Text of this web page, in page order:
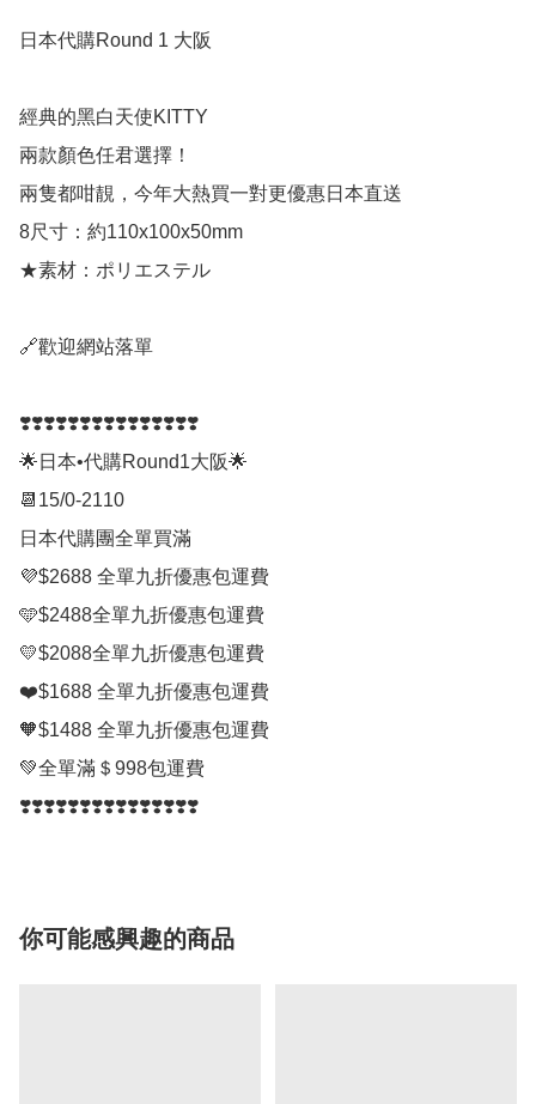
日本代購Round 1 大阪
經典的黑白天使KITTY
兩款顏色任君選擇！
兩隻都咁靚，今年大熱買一對更優惠日本直送
8尺寸：約110x100x50mm
★素材：ポリエステル
🔗歡迎網站落單
❣️❣️❣️❣️❣️❣️❣️❣️❣️❣️❣️❣️❣️❣️❣️
🌟日本•代購Round1大阪🌟
📆15/0-2110
日本代購團全單買滿
💜$2688 全單九折優惠包運費
🩵$2488全單九折優惠包運費
💛$2088全單九折優惠包運費
❤️$1688 全單九折優惠包運費
🧡$1488 全單九折優惠包運費
💚全單滿＄998包運費
❣️❣️❣️❣️❣️❣️❣️❣️❣️❣️❣️❣️❣️❣️❣️
你可能感興趣的商品